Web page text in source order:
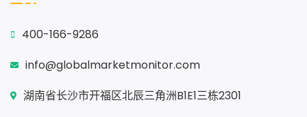
400-166-9286
info@globalmarketmonitor.com
湖南省长沙市开福区北辰三角洲B1E1三栋2301